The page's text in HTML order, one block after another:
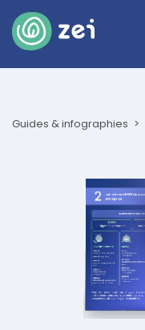
Guides & infographies